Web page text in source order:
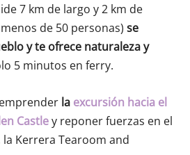
7 km de largo y 2 km de
de 50 personas) se
y te ofrece naturaleza y
5 minutos en ferry.
la excursión hacia el
Castley reponer fuerzas en el
Kerrera Tearoom and